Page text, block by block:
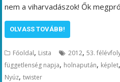
nem a viharvadászok! Ők
OLVASS TOVÁBB!
Főoldal, Lista 2012,53.
függetlenség napja, holnapután, képlet,
Nyúz,twister